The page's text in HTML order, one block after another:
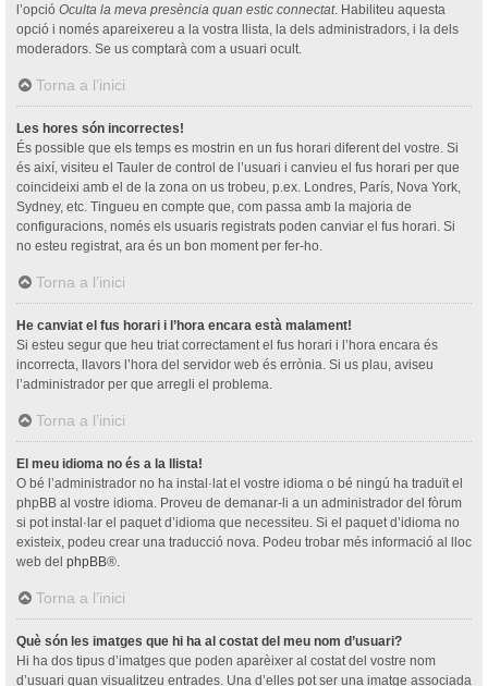
l’opció Oculta la meva presència quan estic connectat. Habiliteu aquesta
opció i només apareixereu a la vostra llista, la dels administradors, i la dels
moderadors. Se us comptarà com a usuari ocult.
Torna a l’inici
Les hores són incorrectes!
És possible que els temps es mostrin en un fus horari diferent del vostre. Si
és així, visiteu el Tauler de control de l’usuari i canvieu el fus horari per que
coincideixi amb el de la zona on us trobeu, p.ex. Londres, París, Nova York,
Sydney, etc. Tingueu en compte que, com passa amb la majoria de
configuracions, només els usuaris registrats poden canviar el fus horari. Si
no esteu registrat, ara és un bon moment per fer-ho.
Torna a l’inici
He canviat el fus horari i l’hora encara està malament!
Si esteu segur que heu triat correctament el fus horari i l’hora encara és
incorrecta, llavors l’hora del servidor web és errònia. Si us plau, aviseu
l’administrador per que arregli el problema.
Torna a l’inici
El meu idioma no és a la llista!
O bé l’administrador no ha instal·lat el vostre idioma o bé ningú ha traduït el
phpBB al vostre idioma. Proveu de demanar-li a un administrador del fòrum
si pot instal·lar el paquet d’idioma que necessiteu. Si el paquet d’idioma no
existeix, podeu crear una traducció nova. Podeu trobar més informació al lloc
web del phpBB®.
Torna a l’inici
Què són les imatges que hi ha al costat del meu nom d’usuari?
Hi ha dos tipus d’imatges que poden aparèixer al costat del vostre nom
d’usuari quan visualitzeu entrades. Una d’elles pot ser una imatge associada